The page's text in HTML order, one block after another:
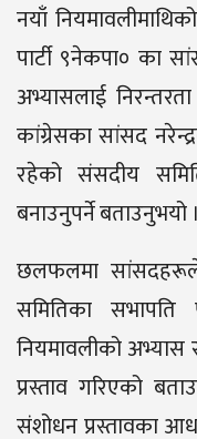
नयाँ
पार्टी ९नेकपा० का
अभ्यासलाई
कांग्रेसका सांसद
रहेको संसदीय
बनाउनुपर्ने बताउनुभयो ।
छलफलमा
समितिका
नियमावलीको अभ्यास
प्रस्ताव गरिएको
संशोधन प्रस्तावका